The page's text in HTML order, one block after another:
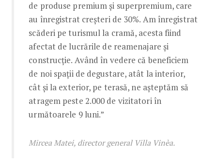
de produse premium și superpremium, care
au înregistrat creșteri de 30%. Am înregistrat
scăderi pe turismul la cramă, acesta fiind
afectat de lucrările de reamenajare și
construcție. Având în vedere că beneficiem
de noi spații de degustare, atât la interior,
cât și la exterior, pe terasă, ne așteptăm să
atragem peste 2.000 de vizitatori în
următoarele 9 luni.”
Mircea Matei, director general Villa Vinèa.